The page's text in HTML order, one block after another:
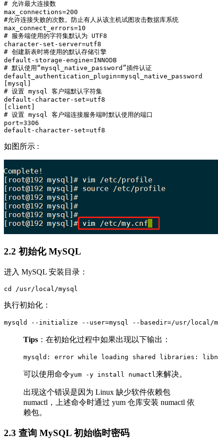
# 允许最大连接数
max_connections=200
#允许连接失败的次数。防止有人从该主机试图攻击数据库系统
max_connect_errors=10
# 服务端使用的字符集默认为 UTF8
character-set-server=utf8
# 创建新表时将使用的默认存储引擎
default-storage-engine=INNODB
# 默认使用“mysql_native_password”插件认证
default_authentication_plugin=mysql_native_password
[mysql]
# 设置 mysql 客户端默认字符集
default-character-set=utf8
[client]
# 设置 mysql 客户端连接服务端时默认使用的端口
port=3306
如图所示 :
2.2 初始化 MySQL
进入 MySQL 安装目录：
执行初始化：
Tips ：在初始化过程中如果出现以下输出：
可以使用命令yum -y install numactl 来解决。
出现这个错误是因为 Linux 缺少软件依赖包
numactl，上述命令时通过 yum 仓库安装 numactl 依
赖包。
2.3 查询 MySQL 初始临时密码